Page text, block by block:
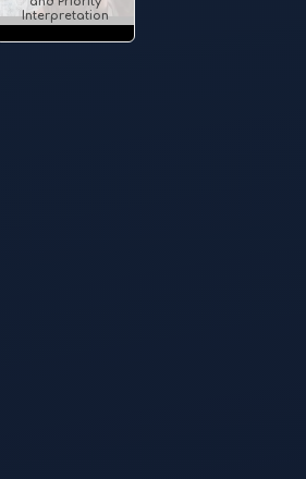
Interpretation